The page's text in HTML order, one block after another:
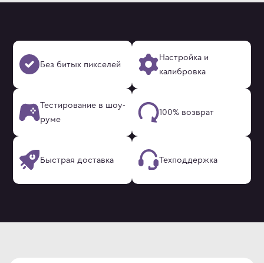
Без битых пикселей
Настройка и
калибровка
Тестирование в шоу-
руме
100% возврат
Быстрая доставка Техподдержка